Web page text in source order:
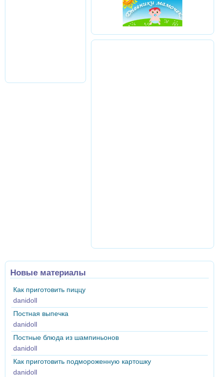
Новые материалы
Как приготовить пиццу
danidoll
Постная выпечка
danidoll
Постные блюда из шампиньонов
danidoll
Как приготовить подмороженную картошку
danidoll